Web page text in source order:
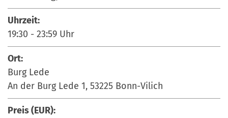
Uhrzeit:
19:30 - 23:59 Uhr
Ort:
Burg Lede
An der Burg Lede 1, 53225 Bonn-Vilich
Preis (EUR):